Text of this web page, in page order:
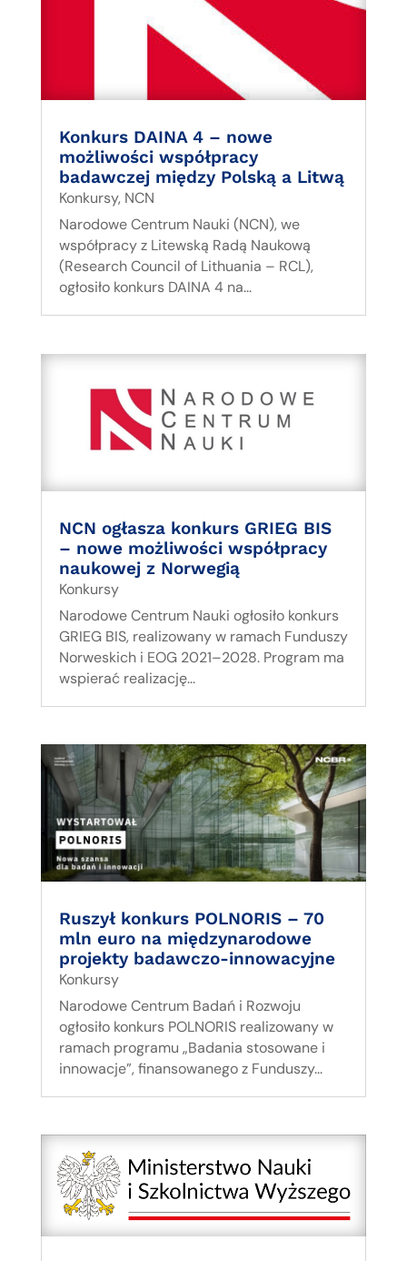
Konkurs DAINA 4 – nowe
możliwości współpracy
badawczej między Polską a Litwą
Konkursy, NCN
Narodowe Centrum Nauki (NCN), we
współpracy z Litewską Radą Naukową
(Research Council of Lithuania – RCL),
ogłosiło konkurs DAINA 4 na...
NCN ogłasza konkurs GRIEG BIS
– nowe możliwości współpracy
naukowej z Norwegią
Konkursy
Narodowe Centrum Nauki ogłosiło konkurs
GRIEG BIS, realizowany w ramach Funduszy
Norweskich i EOG 2021–2028. Program ma
wspierać realizację...
Ruszył konkurs POLNORIS – 70
mln euro na międzynarodowe
projekty badawczo-innowacyjne
Konkursy
Narodowe Centrum Badań i Rozwoju
ogłosiło konkurs POLNORIS realizowany w
ramach programu „Badania stosowane i
innowacje”, finansowanego z Funduszy...